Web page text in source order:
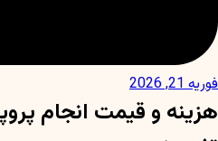
فوریه 21, 2026
هزینه و قیمت انجام